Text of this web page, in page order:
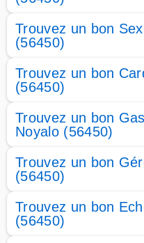
Trouvez un bon
(56450)
Trouvez un bon
(56450)
Trouvez un bon
Noyalo (56450)
Trouvez un bon
(56450)
Trouvez un bon
(56450)